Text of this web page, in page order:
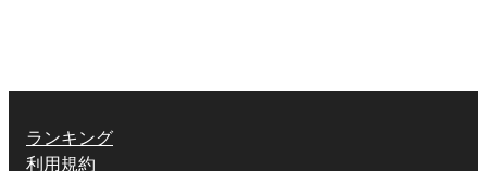
ランキング
利用規約